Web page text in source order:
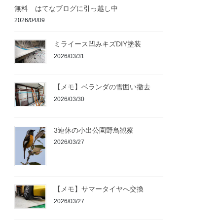
無料 はてなブログに引っ越し中
2026/04/09
ミライース凹みキズDIY塗装
2026/03/31
【メモ】ベランダの雪囲い撤去
2026/03/30
3連休の小出公園野鳥観察
2026/03/27
【メモ】サマータイヤへ交換
2026/03/27